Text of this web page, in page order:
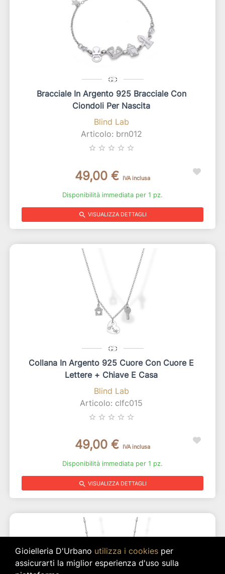
Bracciale In Argento 925 Bracciale Con
Ciondoli Per Nascita
Blind Lab
Articolo: brn012
star_border star_border star_border star_border star_border
49,00 € IVA inclusa
Disponibilità immediata per 1 pz.
search VISUALIZZA DETTAGLI
Collana In Argento 925 Cuore Con Cuore E
Lettere + Chiave E Casa
Blind Lab
Articolo: clfc015
star_border star_border star_border star_border star_border
49,00 € IVA inclusa
Disponibilità immediata per 1 pz.
search VISUALIZZA DETTAGLI
Gioielleria D'Urbano utilizza i cookiesper
assicurarti la miglior esperienza d'uso sulla